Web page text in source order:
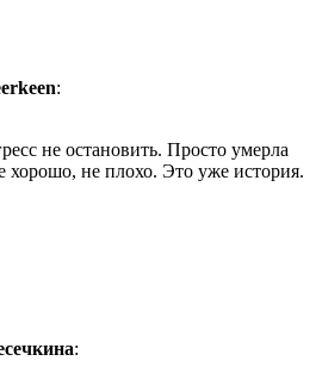
:
не остановить. Просто умерла
хорошо, не плохо. Это уже история.
: